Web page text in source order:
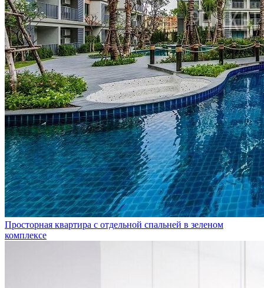
Просторная квартира с отдельной спальней в зеленом
комплексе